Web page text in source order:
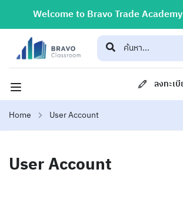
Welcome to Bravo Trade
ลงทะเ
Home User Account
User Account